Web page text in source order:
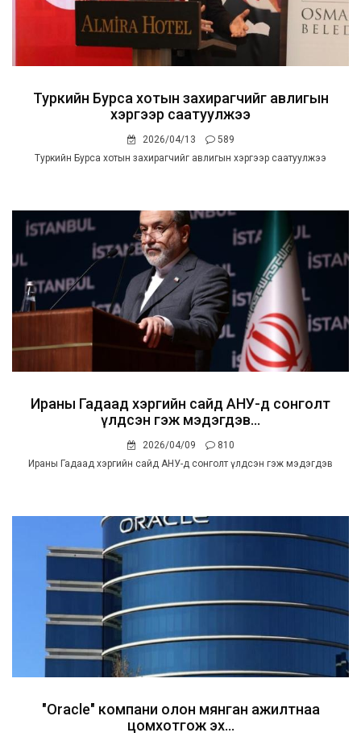
Туркийн Бурса хотын захирагчийг авлигын
хэргээр саатуулжээ
2026/04/13
589
Туркийн Бурса хотын захирагчийг авлигын хэргээр саатуулжээ
Ираны Гадаад хэргийн сайд АНУ-д сонголт
үлдсэн гэж мэдэгдэв...
2026/04/09
810
Ираны Гадаад хэргийн сайд АНУ-д сонголт үлдсэн гэж мэдэгдэв
"Oracle" компани олон мянган ажилтнаа
цомхотгож эх...